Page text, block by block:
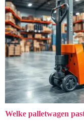
Welke palletwagen